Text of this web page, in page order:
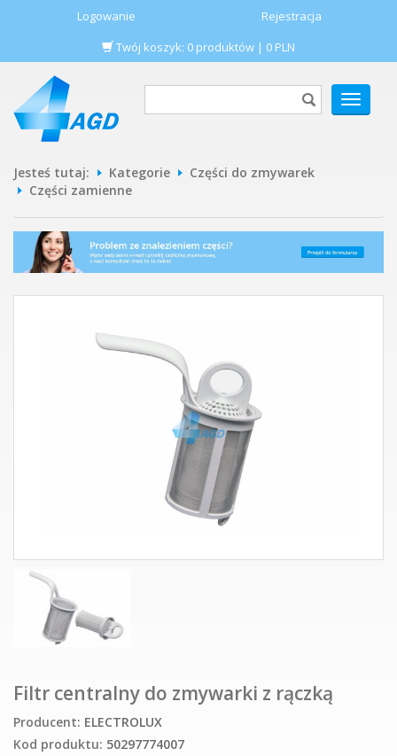
Logowanie
Rejestracja
Twój koszyk: 0 produktów | 0 PLN
POKAŻ
MENU
Jesteś tutaj: Kategorie
Części do zmywarek
Części zamienne
Filtr centralny do zmywarki z rączką
Producent: ELECTROLUX
Kod produktu: 50297774007